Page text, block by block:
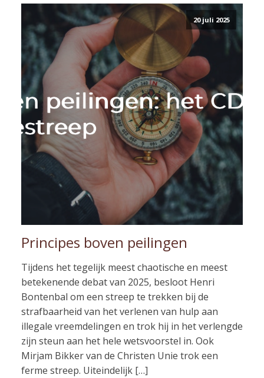
20 juli 2025
Principes boven peilingen
Tijdens het tegelijk meest chaotische en meest
betekenende debat van 2025, besloot Henri
Bontenbal om een streep te trekken bij de
strafbaarheid van het verlenen van hulp aan
illegale vreemdelingen en trok hij in het verlengde
zijn steun aan het hele wetsvoorstel in. Ook
Mirjam Bikker van de Christen Unie trok een
ferme streep. Uiteindelijk […]